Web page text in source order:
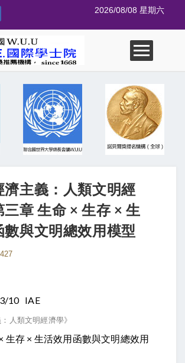
2026/08/08 星期六
濟主義：人類文明經
章 生命 × 生存 × 生
數與文明總效用模型
427
10 IAE
人類文明經濟學》
生存 × 生活效用函數與文明總效用